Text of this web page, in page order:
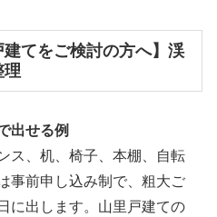
建てをご検討の方へ】渓
理
出せる例
ス、机、椅子、本棚、自転
事前申し込み制で、粗大ご
に出します。山里戸建ての